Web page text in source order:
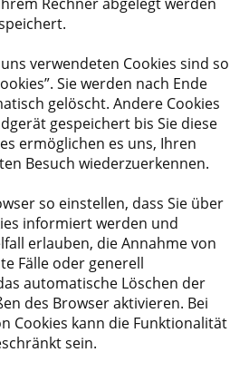
verwendeten Cookies sind so
Sie werden nach Ende
gelöscht. Andere Cookies
gespeichert bis Sie diese
ermöglichen es uns, Ihren
Besuch wiederzuerkennen.
so einstellen, dass Sie über
informiert werden und
erlauben, die Annahme von
Fälle oder generell
automatische Löschen der
des Browser aktivieren. Bei
Cookies kann die Funktionalität
sein.